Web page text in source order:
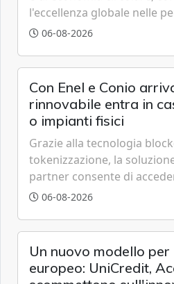
l'eccellenza globale nelle
grazie a innovazione,
06-08-2026
Con Enel e Conio
rinnovabile entra in
o impianti fisici
Grazie alla tecnologia
tokenizzazione, la
partner consente di
all'eolico ottenendo
06-08-2026
Un nuovo modello
europeo: UniCredit,